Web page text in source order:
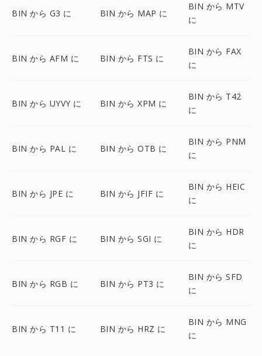
BIN から G3 に BIN から MAP に
BIN から MTV
に
BIN から AFM に BIN から FTS に
BIN から FAX
に
BIN から UYVY に BIN から XPM に
BIN から T42
に
BIN から PAL に BIN から OTB に
BIN から PNM
に
BIN から JPE に BIN から JFIF に
BIN から HEIC
に
BIN から RGF に BIN から SGI に
BIN から HDR
に
BIN から RGB に BIN から PT3 に
BIN から SFD
に
BIN から T11 に BIN から HRZ に
BIN から MNG
に